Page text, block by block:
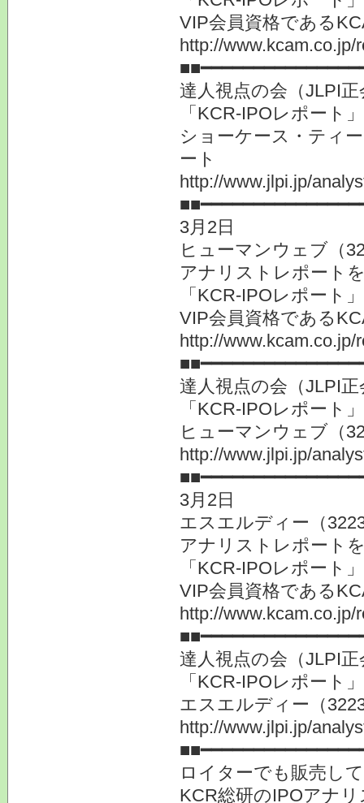
VIP会員資格である
http://www.kcam.co.jp/
達人視点の会（JLPI
「KCR-IPOレポー
ショーケース・ティ
ート
http://www.jlpi.jp/
3月2日
ヒューマンウェブ（
アナリストレポート
「KCR-IPOレポー
VIP会員資格である
http://www.kcam.co.jp/
達人視点の会（JLPI
「KCR-IPOレポー
ヒューマンウェブ（
http://www.jlpi.jp/
3月2日
エスエルディー（
アナリストレポート
「KCR-IPOレポー
VIP会員資格である
http://www.kcam.co.jp/
達人視点の会（JLPI
「KCR-IPOレポー
エスエルディー（
http://www.jlpi.jp/
ロイターでも販売し
KCR総研のIPOアナ